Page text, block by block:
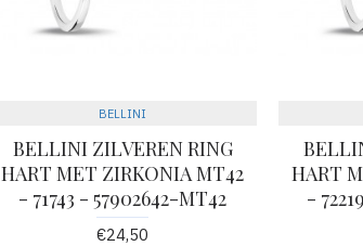
BELLINI
BELLINI ZILVEREN RING
HART MET ZIRKONIA MT42
- 71743 - 57902642-MT42
€24,50
HART
-